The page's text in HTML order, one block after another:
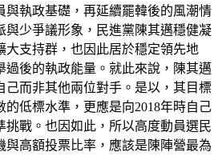
與執政基礎，再延續罷韓後的風潮情
與少爭議形象，民進黨陳其邁穩健凝
大支持群，也因此居於穩定領先地
過後的執政能量。就此來說，陳其邁
己而非其他兩位對手。是以，其目標
的低標水準，更應是向2018年時自己
挑戰。也因如此，所以高度動員選民
與高額投票比率，應該是陳陣營最為